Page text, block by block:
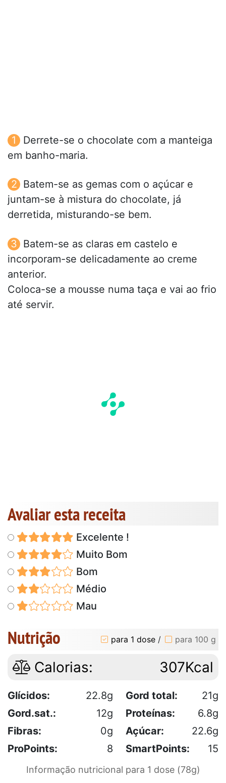
Derrete-se o chocolate com a manteiga
em banho-maria.
Batem-se as gemas com o açúcar e
juntam-se à mistura do chocolate, já
derretida, misturando-se bem.
Batem-se as claras em castelo e
incorporam-se delicadamente ao creme
anterior.
Coloca-se a mousse numa taça e vai ao frio
até servir.
Avaliar esta receita
Excelente !
Muito Bom
Bom
Médio
Mau
Nutrição para 1 dose / para 100 g
Calorias: 307Kcal
Glícidos: 22.8g Gord total:
21g
Gord.sat.:
12g Proteínas:
6.8g
Fibras:
0g Açúcar:
22.6g
ProPoints:
8 SmartPoints: 15
Informação nutricional para 1 dose (78g)